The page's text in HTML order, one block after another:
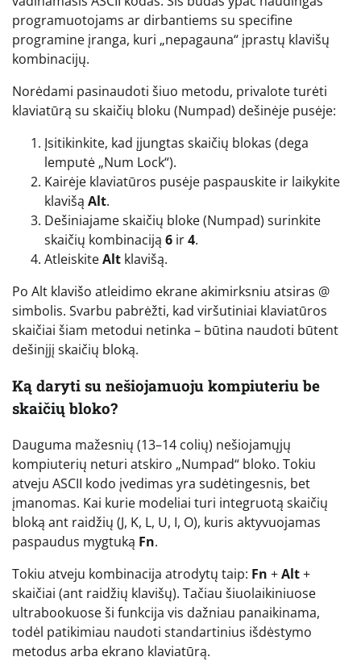
programuotojams ar dirbantiems su specifine
programine įranga, kuri „nepagauna“ įprastų klavišų
kombinacijų.
Norėdami pasinaudoti šiuo metodu, privalote turėti
klaviatūrą su skaičių bloku (Numpad) dešinėje pusėje:
Įsitikinkite, kad įjungtas skaičių blokas (dega
lemputė „Num Lock“).
Kairėje klaviatūros pusėje paspauskite ir laikykite
klavišą Alt.
Dešiniajame skaičių bloke (Numpad) surinkite
skaičių kombinaciją 6 ir4.
AtleiskiteAlt klavišą.
Po Alt klavišo atleidimo ekrane akimirksniu atsiras @
simbolis. Svarbu pabrėžti, kad viršutiniai klaviatūros
skaičiai šiam metodui netinka – būtina naudoti būtent
dešinįjį skaičių bloką.
Ką daryti su nešiojamuoju kompiuteriu be
skaičių bloko?
Dauguma mažesnių (13–14 colių) nešiojamųjų
kompiuterių neturi atskiro „Numpad“ bloko. Tokiu
atveju ASCII kodo įvedimas yra sudėtingesnis, bet
įmanomas. Kai kurie modeliai turi integruotą skaičių
bloką ant raidžių (J, K, L, U, I, O), kuris aktyvuojamas
paspaudus mygtuką Fn.
Tokiu atveju kombinacija atrodytų taip: Fn +Alt+
skaičiai (ant raidžių klavišų). Tačiau šiuolaikiniuose
ultrabookuose ši funkcija vis dažniau panaikinama,
todėl patikimiau naudoti standartinius išdėstymo
metodus arba ekrano klaviatūrą.